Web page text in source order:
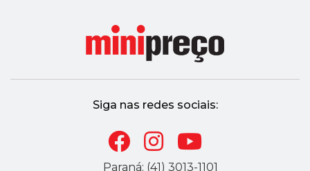
Siga nas redes sociais:
Paraná: (41) 3013-1101